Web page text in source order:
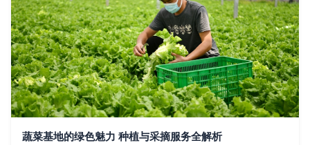
蔬菜基地的绿色魅力 种植与采摘服务全解析